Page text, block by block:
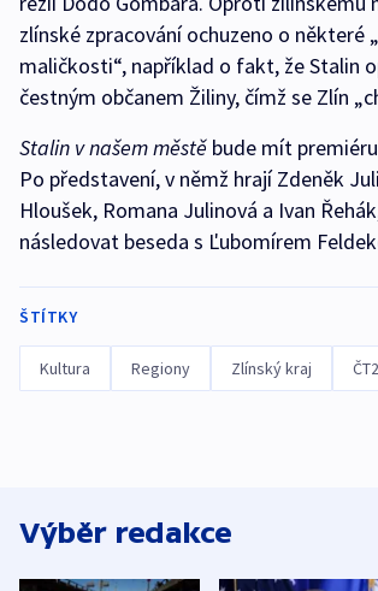
zlínské zpracování ochuzeno o některé
maličkosti“, například o fakt, že Stalin
čestným občanem Žiliny, čímž se Zlín
Stalin v našem městě bude mít
Po představení, v němž hrají Zdeněk
Hloušek, Romana Julinová a Ivan
následovat beseda s Ľubomírem
ŠTÍTKY
Kultura Regiony Zlínský kraj
Výběr redakce